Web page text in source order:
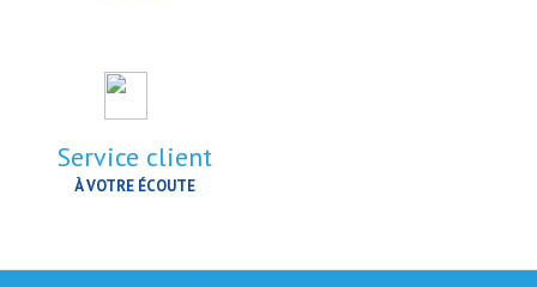
Service client
À VOTRE ÉCOUTE